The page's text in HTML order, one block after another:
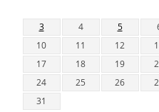
3
4 5
10
11 12
17
18 19
24
25 26
31